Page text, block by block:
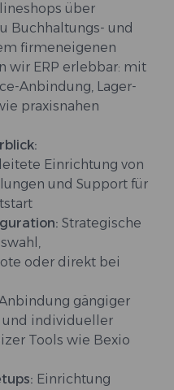
über
Buchhaltungs- und
firmeneigenen
wir ERP erlebbar: mit
Anbindung, Lager-
praxisnahen
Einrichtung von
und Support für
Strategische
oder direkt bei
gängiger
und individueller
Tools wie Bexio
Einrichtung